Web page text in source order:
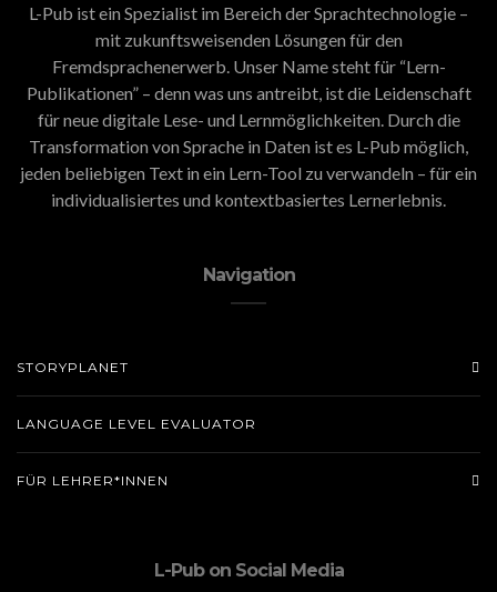
L-Pub ist ein Spezialist im Bereich der Sprachtechnologie –
mit zukunftsweisenden Lösungen für den
Fremdsprachenerwerb. Unser Name steht für “Lern-
Publikationen” – denn was uns antreibt, ist die Leidenschaft
für neue digitale Lese- und Lernmöglichkeiten. Durch die
Transformation von Sprache in Daten ist es L-Pub möglich,
jeden beliebigen Text in ein Lern-Tool zu verwandeln – für ein
individualisiertes und kontextbasiertes Lernerlebnis.
Navigation
STORYPLANET
LANGUAGE LEVEL EVALUATOR
FÜR LEHRER*INNEN
L-Pub on Social Media